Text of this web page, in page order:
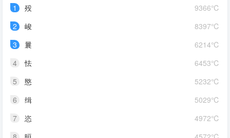
9366℃
1
殁
8397℃
2
峻
6214℃
3
曩
6453℃
4
怯
5232℃
5
愍
5029℃
6
缉
4972℃
7
恣